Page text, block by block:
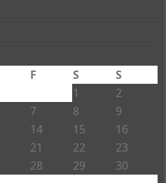
F S
S
1
2
7 8
9
14 15
16
21 22
23
28 29
30